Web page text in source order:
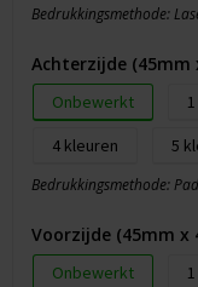
Bedrukkingsmethode:
Achterzijde (45mm
Onbewerkt 1
4
5
Bedrukkingsmethode:
Voorzijde (45mm x
Onbewerkt 1